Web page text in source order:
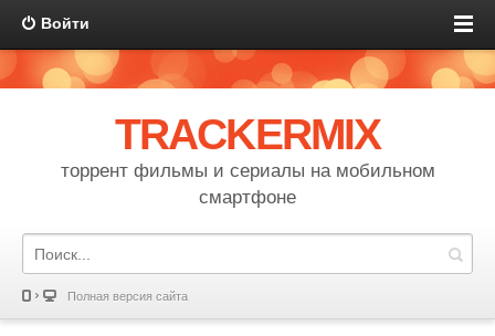
Войти
TRACKERMIX
торрент фильмы и сериалы на мобильном
смартфоне
Полная версия сайта